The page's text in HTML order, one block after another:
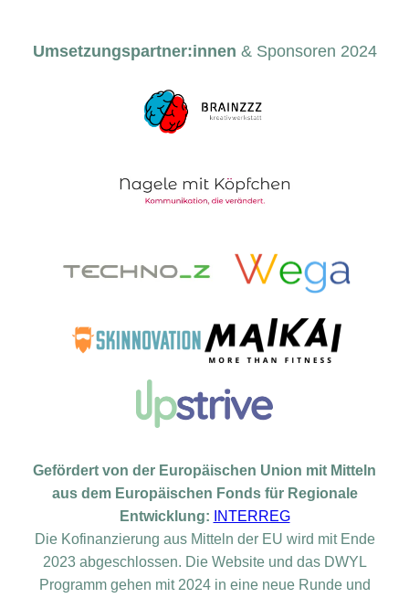
Umsetzungspartner:innen & Sponsoren 2024
Gefördert von der Europäischen Union mit Mitteln
aus dem Europäischen Fonds für Regionale
Entwicklung:
INTERREG
Die Kofinanzierung aus Mitteln der EU wird mit Ende
2023 abgeschlossen. Die Website und das DWYL
Programm gehen mit 2024 in eine neue Runde und